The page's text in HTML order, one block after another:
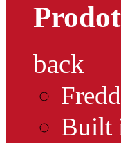
back
Built